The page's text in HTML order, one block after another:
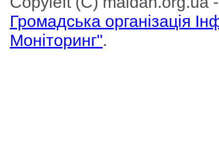
Громадська організація
Моніторинг".